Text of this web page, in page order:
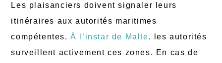
Les plaisanciers doivent signaler leurs
itinéraires aux autorités maritimes
compétentes.À l’instar de Malte, les autorités
surveillent activement ces zones. En cas de